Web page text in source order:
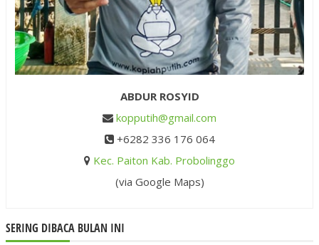
ABDUR ROSYID
kopputih@gmail.com
+6282 336 176 064
Kec. Paiton Kab. Probolinggo
(via Google Maps)
SERING DIBACA BULAN INI